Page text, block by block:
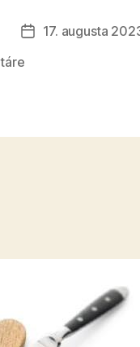
Dátum
17. augusta
na
drobnohľadom